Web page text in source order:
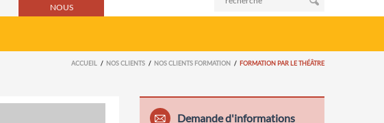
NOUS
ACCUEIL NOS CLIENTS NOS CLIENTS FORMATION FORMATION PAR LE THÉÂTRE
Demande d'informations